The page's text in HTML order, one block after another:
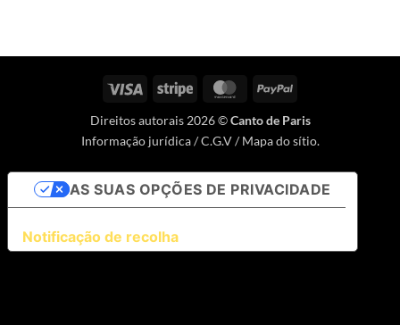
Visto Riscas MasterCardPayPal
Direitos autorais 2026 ©Canto de Paris
Informação jurídica/C.G.V/ Mapa do sítio.
Notificação de recolha
AS SUAS OPÇÕES DE PRIVACIDADE